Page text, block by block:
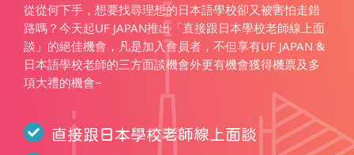
從從何下手，想要找尋理想的日本語學校卻又被害怕走錯
路嗎？今天起UF JAPAN推出「直接跟日本學校老師線上面
談」的絕佳機會，凡是加入會員者，不但享有UF JAPAN &
日本語學校老師的三方面談機會外更有機會獲得機票及多
項大禮的機會~
直接跟日本學校老師線上面談